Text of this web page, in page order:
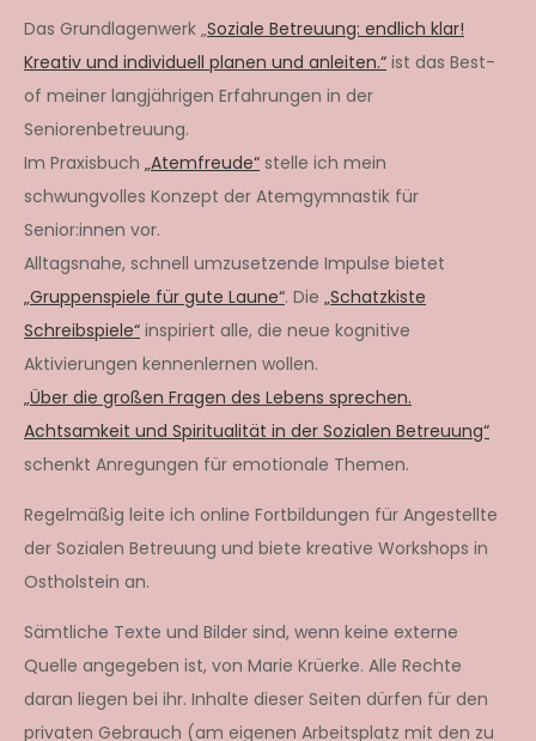
Das Grundlagenwerk „Soziale Betreuung: endlich klar!
Kreativ und individuell planen und anleiten.“ ist das Best-
of meiner langjährigen Erfahrungen in der
Seniorenbetreuung.
Im Praxisbuch „Atemfreude“ stelle ich mein
schwungvolles Konzept der Atemgymnastik für
Senior:innen vor.
Alltagsnahe, schnell umzusetzende Impulse bietet
„Gruppenspiele für gute Laune“. Die „Schatzkiste
Schreibspiele“ inspiriert alle, die neue kognitive
Aktivierungen kennenlernen wollen.
„Über die großen Fragen des Lebens sprechen.
Achtsamkeit und Spiritualität in der Sozialen Betreuung“
schenkt Anregungen für emotionale Themen.
Regelmäßig leite ich online Fortbildungen für Angestellte
der Sozialen Betreuung und biete kreative Workshops in
Ostholstein an.
Sämtliche Texte und Bilder sind, wenn keine externe
Quelle angegeben ist, von Marie Krüerke. Alle Rechte
daran liegen bei ihr. Inhalte dieser Seiten dürfen für den
privaten Gebrauch (am eigenen Arbeitsplatz mit den zu